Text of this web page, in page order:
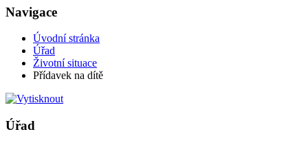
Navigace
Úvodní stránka
Úřad
Životní situace
Přídavek na dítě
Úřad